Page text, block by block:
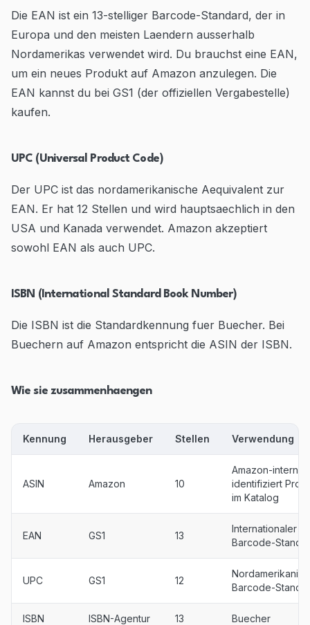
Die EAN ist ein 13-stelliger Barcode-Standard, der in
Europa und den meisten Laendern ausserhalb
Nordamerikas verwendet wird. Du brauchst eine EAN,
um ein neues Produkt auf Amazon anzulegen. Die
EAN kannst du bei GS1 (der offiziellen Vergabestelle)
kaufen.
UPC (Universal Product Code)
Der UPC ist das nordamerikanische Aequivalent zur
EAN. Er hat 12 Stellen und wird hauptsaechlich in den
USA und Kanada verwendet. Amazon akzeptiert
sowohl EAN als auch UPC.
ISBN (International Standard Book Number)
Die ISBN ist die Standardkennung fuer Buecher. Bei
Buechern auf Amazon entspricht die ASIN der ISBN.
Wie sie zusammenhaengen
Kennung Herausgeber Stellen Verwendung
ASIN Amazon 10
Amazon-intern,
identifiziert
im Katalog
EAN GS1 13
Internationaler
Barcode-
UPC GS1 12
Barcode-
ISBN ISBN-Agentur 13 Buecher